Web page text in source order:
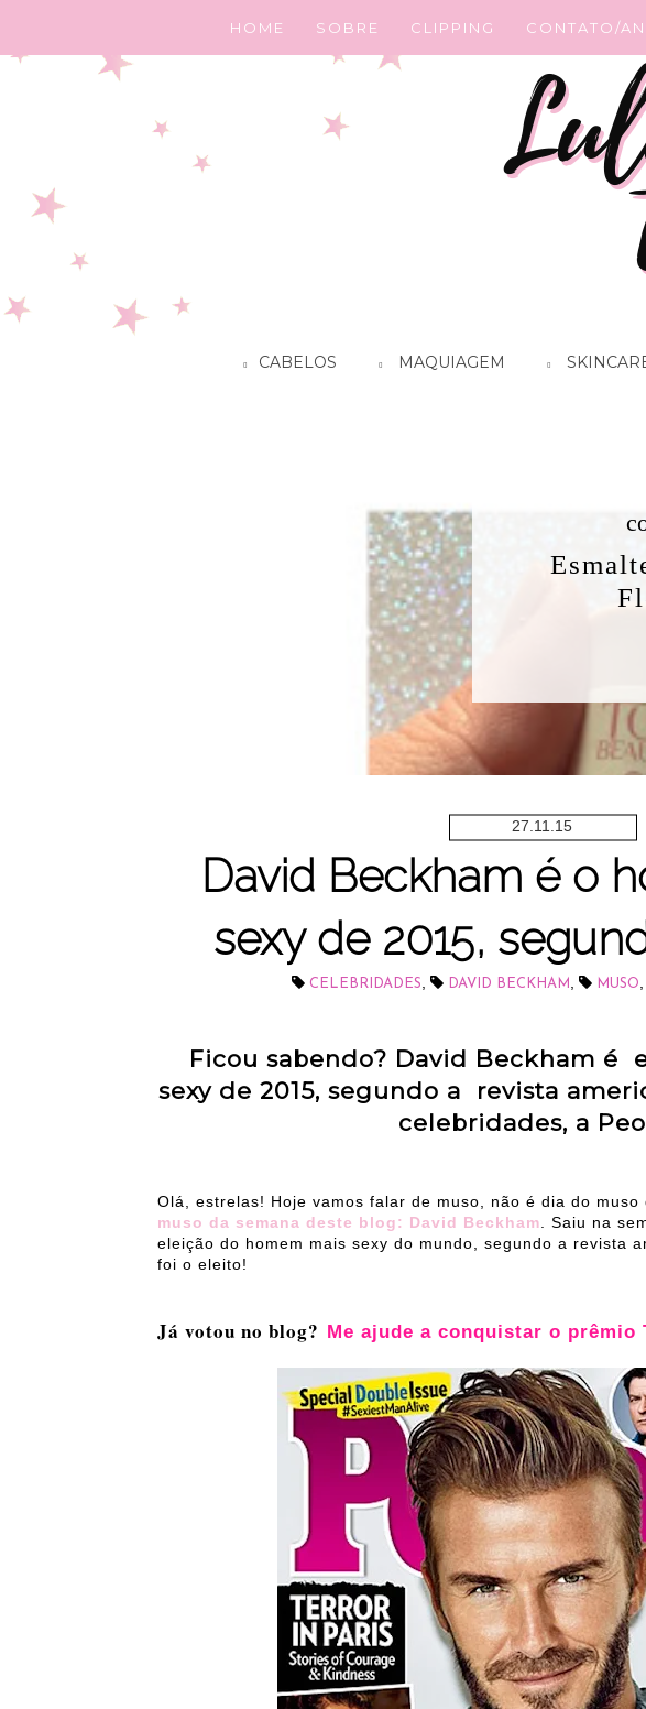
HOME SOBRE CLIPPING CONTATO/
CABELOS MAQUIAGEM
27.11.15
David Beckham é o
sexy de 2015,
CELEBRIDADES DAVID BECKHAM MUSO
Ficou sabendo? David Beckham é
sexy de 2015, segundo a revista
celebridades, a
Olá, estrelas! Hoje vamos falar de muso, não é dia do muso
muso da semana deste blog: David Beckham . Saiu na
eleição do homem mais sexy do mundo, segundo a revista
foi o eleito!
Já votou no blog? Me ajude a conquistar o prêmio